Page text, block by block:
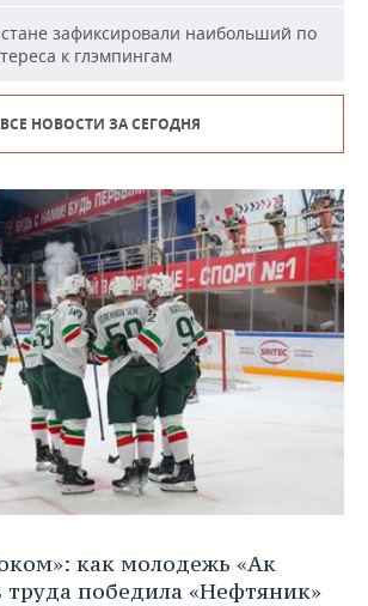
зафиксировали наибольший по
к глэмпингам
ВСЕ НОВОСТИ ЗА СЕГОДНЯ
как молодежь «Ак
труда победила «Нефтяник»